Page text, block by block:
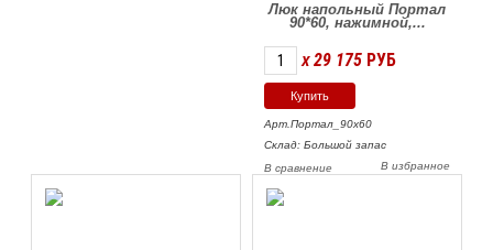
Люк напольный Портал
90*60, нажимной,...
X 29 175 РУБ
Арт.Портал_90х60
Склад: Большой запас
В избранное
В сравнение